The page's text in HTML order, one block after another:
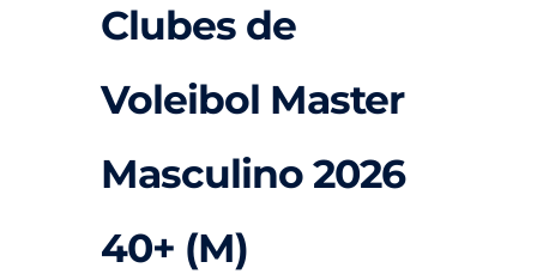
Clubes de
Voleibol Master
Masculino 2026
40+ (M)